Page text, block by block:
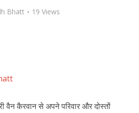
Bhatt 19 Views
वैन कैरवान से अपने परिवार और दोस्तों